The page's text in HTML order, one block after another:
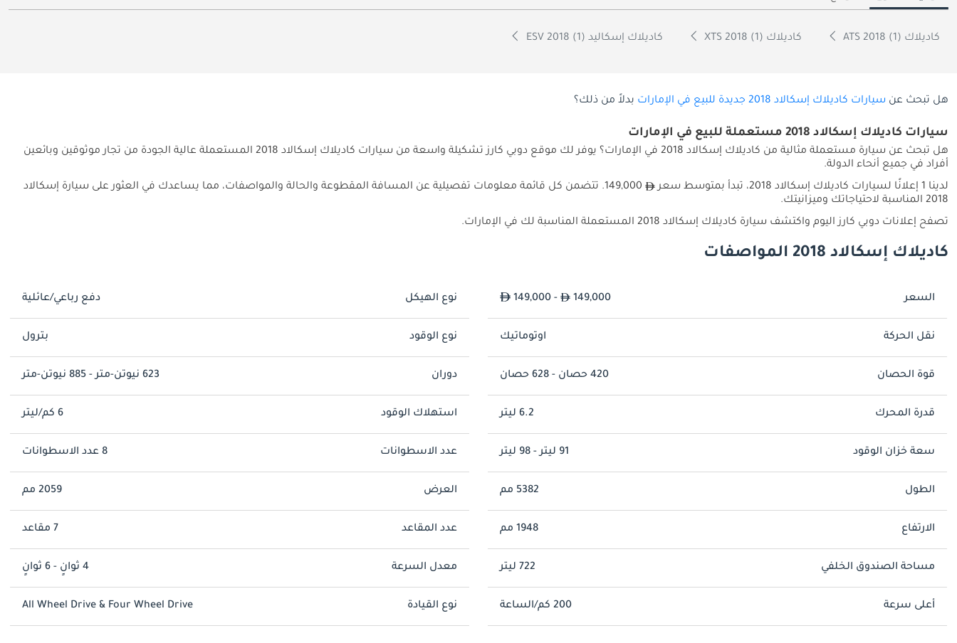
كاديلاك ATS 2018 (1) كاديلاك XTS 2018 (1) كاديلاك إسكاليد ESV 2018 (1)
هل تبحث عن سيارات كاديلاك إسكالاد 2018 جديدة للبيع في الإمارات بدلاً من ذلك؟
سيارات كاديلاك إسكالاد 2018 مستعملة للبيع في الإمارات
هل تبحث عن سيارة مستعملة مثالية من كاديلاك إسكالاد 2018 في الإمارات؟ يوفر لك موقع دوبي كارز تشكيلة واسعة من سيارات كاديلاك إسكالاد 2018 المستعملة عالية الجودة من تجار موثوقين وبائعين
أفراد في جميع أنحاء الدولة.
لدينا 1 إعلانًا لسيارات كاديلاك إسكالاد 2018، تبدأ بمتوسط سعر
149,000. تتضمن كل قائمة معلومات تفصيلية عن المسافة المقطوعة والحالة والمواصفات، مما يساعدك في العثور على سيارة إسكالاد
2018 المناسبة لاحتياجاتك وميزانيتك.
تصفح إعلانات دوبي كارز اليوم واكتشف سيارة كاديلاك إسكالاد 2018 المستعملة المناسبة لك في الإمارات.
كاديلاك إسكالاد 2018 المواصفات
السعر 149,000 - 149,000 نوع الهيكل دفع رباعي/عائلية
نقل الحركة اوتوماتيك نوع الوقود بترول
قوة الحصان 420 حصان - 628 حصان دوران 623 نيوتن-متر - 885 نيوتن-متر
قدرة المحرك 6.2 ليتر استهلاك الوقود 6 كم/ليتر
سعة خزان الوقود 91 ليتر - 98 ليتر عدد الاسطوانات 8 عدد الاسطوانات
الطول 5382 مم العرض 2059 مم
الارتفاع 1948 مم عدد المقاعد 7 مقاعد
مساحة الصندوق الخلفي 722 ليتر معدل السرعة 4 ثوانٍ - 6 ثوانٍ
أعلى سرعة 200 كم/الساعة نوع القيادة All Wheel Drive & Four Wheel Drive